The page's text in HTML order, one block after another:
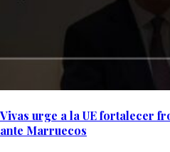
Vivas urge a la UE fortalecer
ante Marruecos